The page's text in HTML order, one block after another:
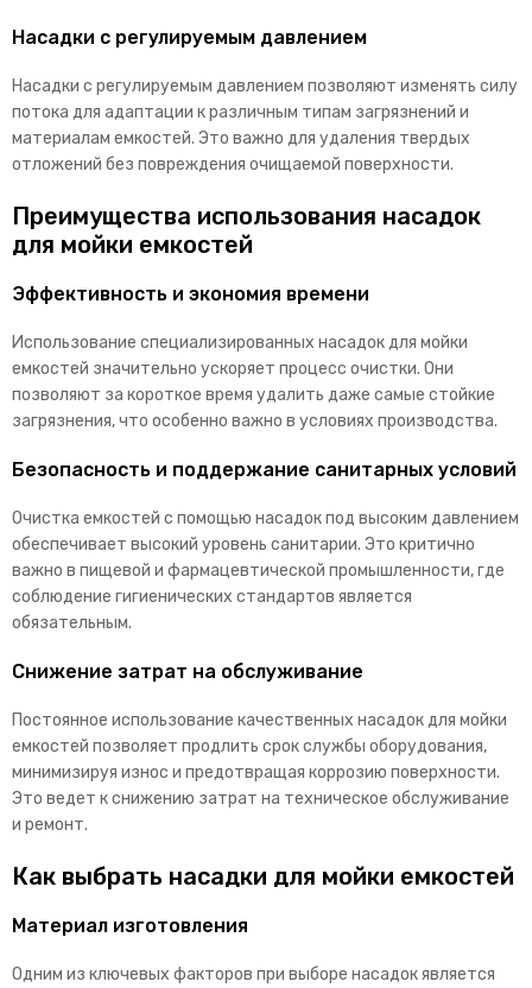
Насадки с регулируемым давлением
Насадки с регулируемым давлением позволяют изменять силу
потока для адаптации к различным типам загрязнений и
материалам емкостей. Это важно для удаления твердых
отложений без повреждения очищаемой поверхности.
Преимущества использования насадок
для мойки емкостей
Эффективность и экономия времени
Использование специализированных насадок для мойки
емкостей значительно ускоряет процесс очистки. Они
позволяют за короткое время удалить даже самые стойкие
загрязнения, что особенно важно в условиях производства.
Безопасность и поддержание санитарных условий
Очистка емкостей с помощью насадок под высоким давлением
обеспечивает высокий уровень санитарии. Это критично
важно в пищевой и фармацевтической промышленности, где
соблюдение гигиенических стандартов является
обязательным.
Снижение затрат на обслуживание
Постоянное использование качественных насадок для мойки
емкостей позволяет продлить срок службы оборудования,
минимизируя износ и предотвращая коррозию поверхности.
Это ведет к снижению затрат на техническое обслуживание
и ремонт.
Как выбрать насадки для мойки емкостей
Материал изготовления
Одним из ключевых факторов при выборе насадок является